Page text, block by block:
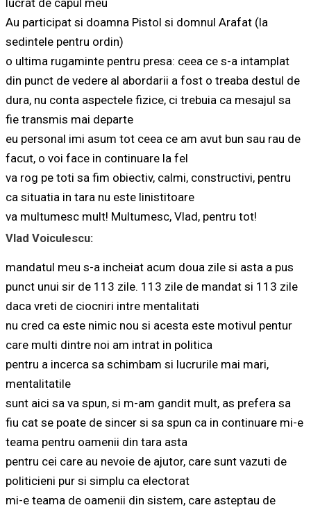
lucrat de capul meu
Au participat si doamna Pistol si domnul Arafat (la
sedintele pentru ordin)
o ultima rugaminte pentru presa: ceea ce s-a intamplat
din punct de vedere al abordarii a fost o treaba destul de
dura, nu conta aspectele fizice, ci trebuia ca mesajul sa
fie transmis mai departe
eu personal imi asum tot ceea ce am avut bun sau rau de
facut, o voi face in continuare la fel
va rog pe toti sa fim obiectiv, calmi, constructivi, pentru
ca situatia in tara nu este linistitoare
va multumesc mult! Multumesc, Vlad, pentru tot!
Vlad Voiculescu:
mandatul meu s-a incheiat acum doua zile si asta a pus
punct unui sir de 113 zile. 113 zile de mandat si 113 zile
daca vreti de ciocniri intre mentalitati
nu cred ca este nimic nou si acesta este motivul pentur
care multi dintre noi am intrat in politica
pentru a incerca sa schimbam si lucrurile mai mari,
mentalitatile
sunt aici sa va spun, si m-am gandit mult, as prefera sa
fiu cat se poate de sincer si sa spun ca in continuare mi-e
teama pentru oamenii din tara asta
pentru cei care au nevoie de ajutor, care sunt vazuti de
politicieni pur si simplu ca electorat
mi-e teama de oamenii din sistem, care asteptau de